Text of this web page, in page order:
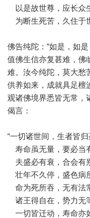
以是故世尊，应长众
为断生死苦，久住于
佛告纯陀：“如是，如
值佛生信亦复甚难，佛
难。汝今纯陀，莫大愁
供养如来，成就具足檀
观诸佛境界悉皆无常，
偈言：
“一切诸世间，生者皆归
寿命虽无量，要必当
夫盛必有衰，合会有
壮年不久停，盛色病
命为死所吞，无有法
诸王得自在，势力无
一切皆迁动，寿命亦